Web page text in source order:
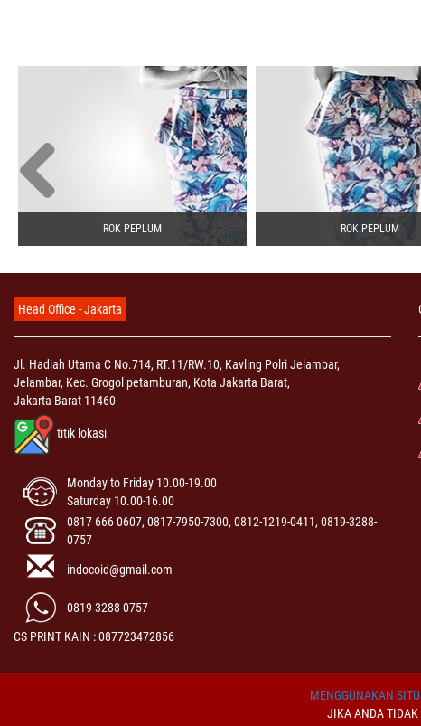
ROK PEPLUM ROK PEPLUM
Head Office - Jakarta
Jl. Hadiah Utama C No.714, RT.11/RW.10, Kavling Polri Jelambar,
Jelambar, Kec. Grogol petamburan, Kota Jakarta Barat,
Jakarta Barat 11460
titik lokasi
Monday to Friday 10.00-19.00
Saturday 10.00-16.00
0817 666 0607, 0817-7950-7300, 0812-1219-0411, 0819-3288-
0757
indocoid@gmail.com
0819-3288-0757
CS PRINT KAIN : 087723472856
MENGGUNAKAN
JIKA ANDA TIDAK